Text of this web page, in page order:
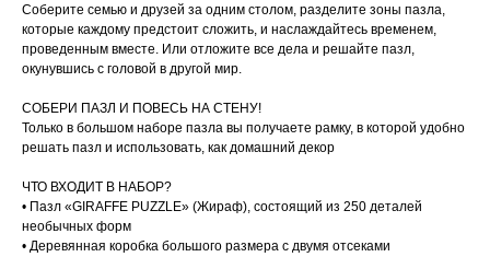
Соберите семью и друзей за одним столом, разделите зоны пазла,
которые каждому предстоит сложить, и наслаждайтесь временем,
проведенным вместе. Или отложите все дела и решайте пазл,
окунувшись с головой в другой мир.
СОБЕРИ ПАЗЛ И ПОВЕСЬ НА СТЕНУ!
Только в большом наборе пазла вы получаете рамку, в которой удобно
решать пазл и использовать, как домашний декор
ЧТО ВХОДИТ В НАБОР?
• Пазл «GIRAFFE PUZZLE» (Жираф), состоящий из 250 деталей
необычных форм
• Деревянная коробка большого размера с двумя отсеками